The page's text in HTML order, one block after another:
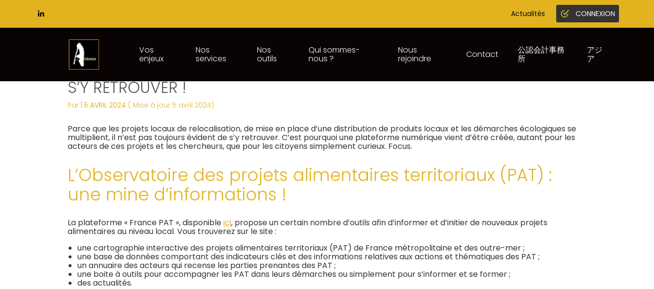
Actualités CONNEXION
Vos
enjeux
Nos
services
Nos
outils
Qui sommes-
nous ?
Nous
rejoindre Contact 公認会計事務
所
アジ
ア
PROJETS ALIMENTAIRES TERRITORIAUX (PAT) : UNE PLATEFORME POUR
S’Y RETROUVER !
Par |5 AVRIL 2024 ( Mise à jour 5 avril 2024)
Parce que les projets locaux de relocalisation, de mise en place d’une distribution de produits locaux et les démarches écologiques se
multiplient, il n’est pas toujours évident de s’y retrouver. C’est pourquoi une plateforme numérique vient d’être créée, autant pour les
acteurs de ces projets et les chercheurs, que pour les citoyens simplement curieux. Focus.
L’Observatoire des projets alimentaires territoriaux (PAT) :
une mine d’informations !
La plateforme « France PAT », disponibleici, propose un certain nombre d’outils afin d’informer et d’initier de nouveaux projets
alimentaires au niveau local. Vous trouverez sur le site :
une cartographie interactive des projets alimentaires territoriaux (PAT) de France métropolitaine et des outre-mer ;
une base de données comportant des indicateurs clés et des informations relatives aux actions et thématiques des PAT ;
un annuaire des acteurs qui recense les parties prenantes des PAT ;
une boite à outils pour accompagner les PAT dans leurs démarches ou simplement pour s’informer et se former ;
des actualités.